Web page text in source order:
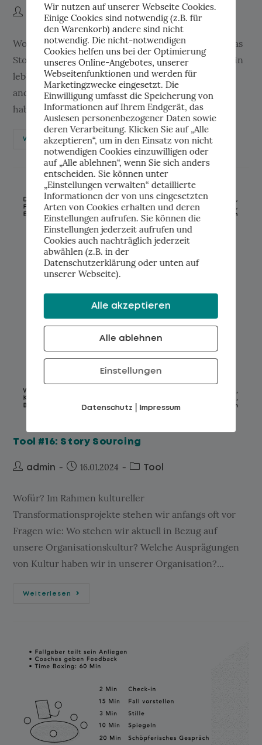
admin 19.01.2024 Tool
Wofür? Das Story Mapping schliesst inhaltlich an das
Story Sourcing an. Während Sie im Story Sourcing in
lebhaften Gesprächen mit Mitarbeiter:innen und
anderen Stakeholdern die Geschichten ermittelt
haben, mit denen...
Weiterlesen
Tool #16: Story Sourcing
admin 16.01.2024 Tool
Wofür? Im Rahmen kultureller
Transformationsprojekte stehen wir anfangs oft vor
Fragen wie: Wo stehen wir aktuell in Bezug auf
unsere Organisationskultur? Welche Ausprägungen
von Kultur haben wir in unserer Organisation?...
Weiterlesen
Wir nutzen auf unserer Webseite Cookies.
Einige Cookies sind notwendig (z.B. für
den Warenkorb) andere sind nicht
notwendig. Die nicht-notwendigen
Cookies helfen uns bei der Optimierung
unseres Online-Angebotes, unserer
Webseitenfunktionen und werden für
Marketingzwecke eingesetzt. Die
Einwilligung umfasst die Speicherung von
Informationen auf Ihrem Endgerät, das
Auslesen personenbezogener Daten sowie
deren Verarbeitung. Klicken Sie auf „Alle
akzeptieren“, um in den Einsatz von nicht
notwendigen Cookies einzuwilligen oder
auf „Alle ablehnen“, wenn Sie sich anders
entscheiden. Sie können unter
„Einstellungen verwalten“ detaillierte
Informationen der von uns eingesetzten
Arten von Cookies erhalten und deren
Einstellungen aufrufen. Sie können die
Einstellungen jederzeit aufrufen und
Cookies auch nachträglich jederzeit
abwählen (z.B. in der
Datenschutzerklärung oder unten auf
unserer Webseite).
Alle akzeptieren
Alle ablehnen
Einstellungen
Datenschutz | Impressum